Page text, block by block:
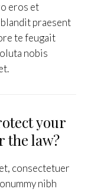
eros et
praesent
te feugait
nobis
your
the law?
consectetuer
nibh